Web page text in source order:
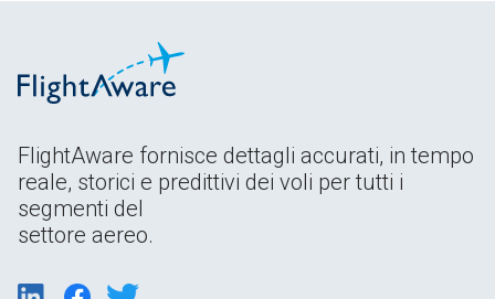
FlightAware fornisce dettagli accurati, in tempo
reale, storici e predittivi dei voli per tutti i
segmenti del
settore aereo.